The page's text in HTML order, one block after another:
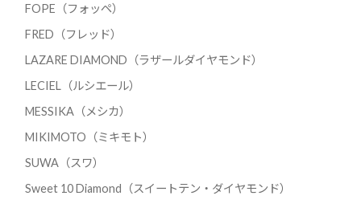
FOPE（フォッペ）
FRED（フレッド）
LAZARE DIAMOND（ラザールダイヤモンド）
LECIEL（ルシエール）
MESSIKA（メシカ）
MIKIMOTO（ミキモト）
SUWA（スワ）
Sweet 10 Diamond（スイートテン・ダイヤモンド）